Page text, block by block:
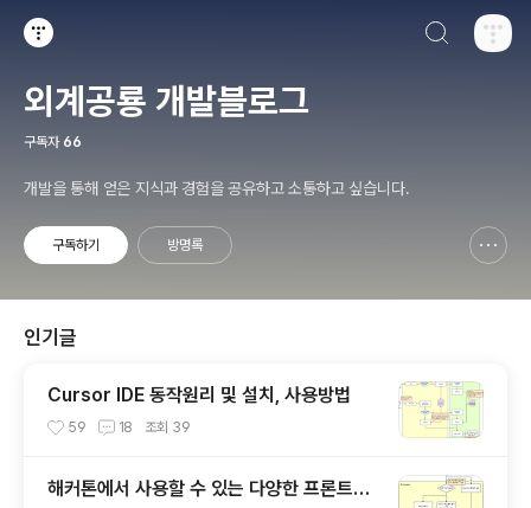
외계공룡 개발블로그
구독자 66
개발을 통해 얻은 지식과 경험을 공유하고 소통하고 싶습니다.
구독하기 방명록
인기글
Cursor IDE 동작원리 및 설치, 사용방법
59 18 조회 39
해커톤에서 사용할 수 있는 다양한 프론트엔